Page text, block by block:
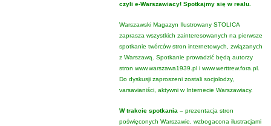
czyli e-Warszawiacy! Spotkajmy się w realu.
Warszawski Magazyn Ilustrowany STOLICA
zaprasza wszystkich zainteresowanych na pierwsze
spotkanie twórców stron internetowych, związanych
z Warszawą. Spotkanie prowadzić będą autorzy
stron www.warszawa1939.pl i www.werttrew.fora.pl.
Do dyskusji zaproszeni zostali socjolodzy,
varsavianiści, aktywni w Internecie Warszawiacy.
W trakcie spotkania – prezentacja stron
poświęconych Warszawie, wzbogacona ilustracjami